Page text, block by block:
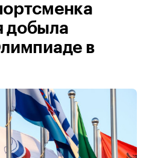
добыла
в